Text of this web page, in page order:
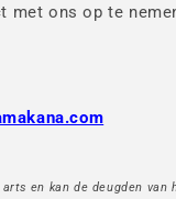
met ons op te
en kan de deugden van